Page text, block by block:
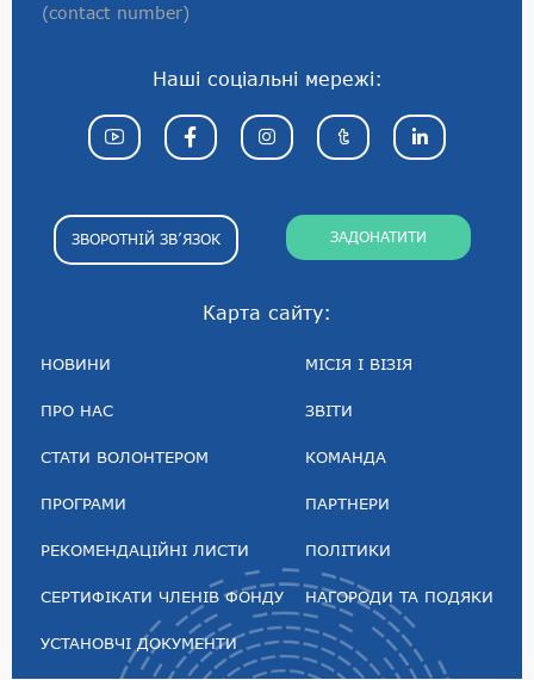
(contact number)
Карта сайту:
НОВИНИ
ПРО НАС
СТАТИ ВОЛОНТЕРОМ
ПРОГРАМИ
РЕКОМЕНДАЦІЙНІ ЛИСТИ
СЕРТИФІКАТИ ЧЛЕНІВ ФОНДУ
УСТАНОВЧІ ДОКУМЕНТИ
МІСІЯ І ВІЗІЯ
ЗВІТИ
КОМАНДА
ПАРТНЕРИ
ПОЛІТИКИ
НАГОРОДИ ТА ПОДЯКИ
Наші соціальні мережі:
ЗВОРОТНІЙ ЗВ’ЯЗОК ЗАДОНАТИТИ